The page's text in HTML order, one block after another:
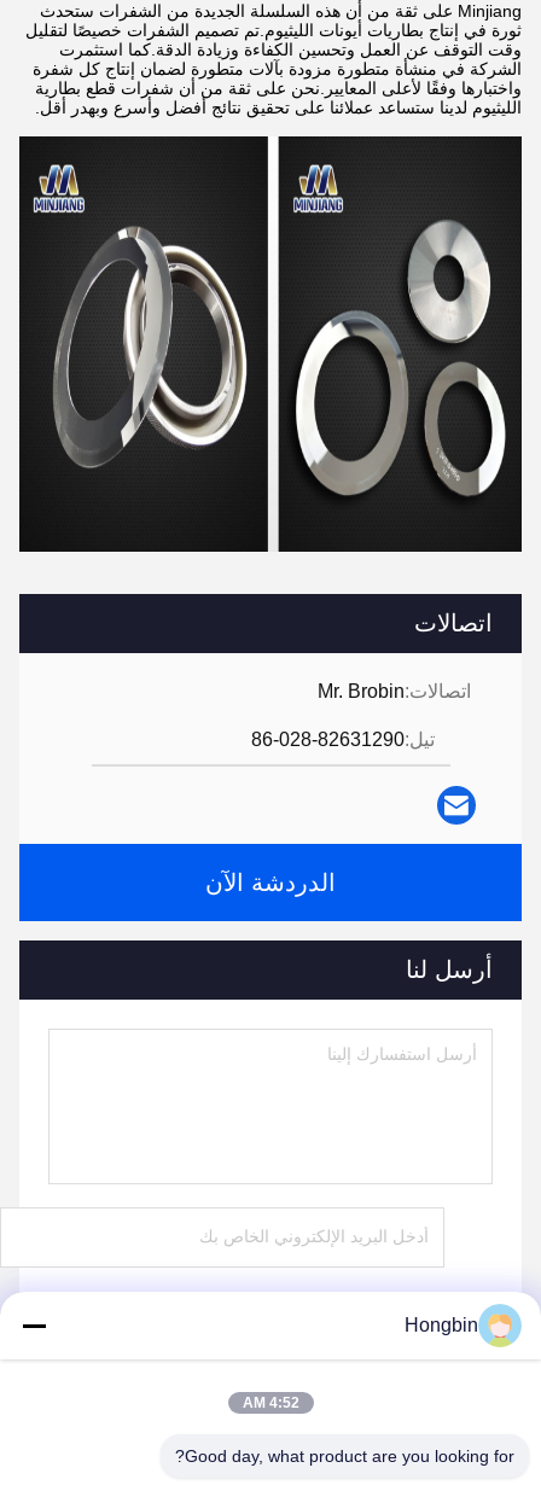
اتصالات
اتصالات:Mr. Brobin
تيل:86-028-82631290
الدردشة الآن
أرسل لنا
Minjiang على ثقة من أن هذه السلسلة الجديدة من الشفرات ستحدث
ثورة في إنتاج بطاريات أيونات الليثيوم.تم تصميم الشفرات خصيصًا لتقليل
وقت التوقف عن العمل وتحسين الكفاءة وزيادة الدقة.كما استثمرت
الشركة في منشأة متطورة مزودة بآلات متطورة لضمان إنتاج كل شفرة
واختبارها وفقًا لأعلى المعايير.نحن على ثقة من أن شفرات قطع بطارية
الليثيوم لدينا ستساعد عملائنا على تحقيق نتائج أفضل وأسرع وبهدر أقل.
Hongbin
4:52 AM
Good day, what product are you looking for?